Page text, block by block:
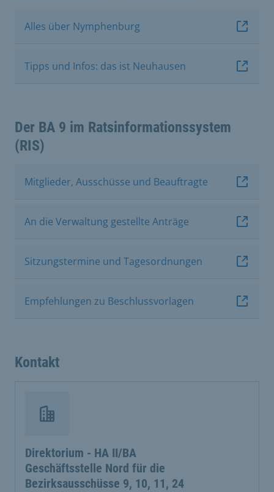
Alles über Nymphenburg
Tipps und Infos: das ist Neuhausen
Der BA 9 im Ratsinformationssystem
(RIS)
Mitglieder, Ausschüsse und Beauftragte
An die Verwaltung gestellte Anträge
Sitzungstermine und Tagesordnungen
Empfehlungen zu Beschlussvorlagen
Kontakt
Direktorium - HA II/BA
Geschäftsstelle Nord für die
Bezirksausschüsse 9, 10, 11, 24